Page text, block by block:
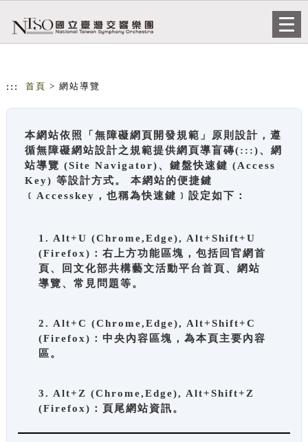
::: 首頁 > 網站導覽
本網站依照「無障礙網頁開發規範」原則設計，遵
循無障礙網站設計之規範提供網頁導盲磚(:::)、網
站導覽 (Site Navigator)、鍵盤快速鍵 (Access
Key) 等設計方式。 本網站的便捷鍵
﹝Accesskey，也稱為快速鍵﹞設定如下：
1. Alt+U (Chrome,Edge), Alt+Shift+U
(Firefox)：右上方功能區塊，包括回官網首
頁、回文化部共構藝文活動平台首頁、網站
導覽、常見問題等。
2. Alt+C (Chrome,Edge), Alt+Shift+C
(Firefox)：中央內容區塊，為本頁主要內容
區。
3. Alt+Z (Chrome,Edge), Alt+Shift+Z
(Firefox)：頁尾網站資訊。